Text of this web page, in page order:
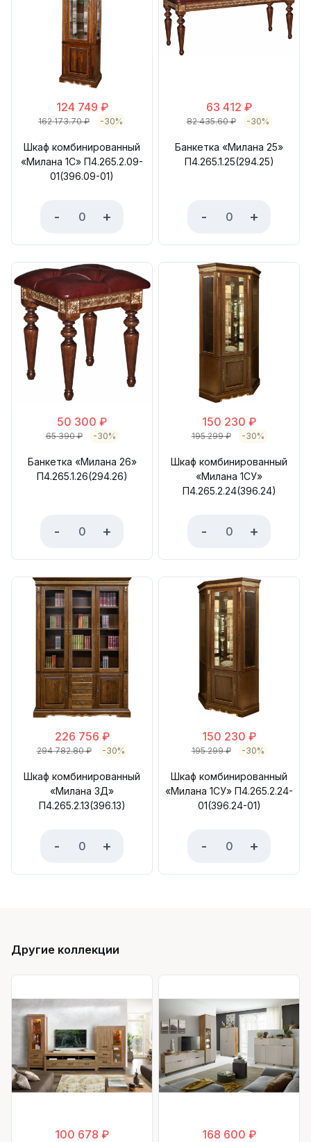
124 749 ₽
162 173.70₽ -30%
Шкаф комбинированный
«Милана 1С» П4.265.2.09-
01(396.09-01)
- +
63 412 ₽
82 435.60₽ -30%
Банкетка «Милана 25»
П4.265.1.25(294.25)
- +
50 300 ₽
65 390₽ -30%
Банкетка «Милана 26»
П4.265.1.26(294.26)
- +
150 230 ₽
195 299₽ -30%
Шкаф комбинированный
«Милана 1СУ»
П4.265.2.24(396.24)
- +
226 756 ₽
294 782.80₽ -30%
Шкаф комбинированный
«Милана 3Д»
П4.265.2.13(396.13)
- +
150 230 ₽
195 299₽ -30%
Шкаф комбинированный
«Милана 1СУ» П4.265.2.24-
01(396.24-01)
- +
Другие коллекции
100 678 ₽ 168 600 ₽